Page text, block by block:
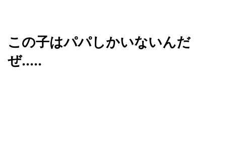
この子はパパしかいないんだ
ぜ.....